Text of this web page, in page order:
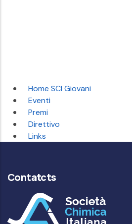
Home SCI Giovani
Eventi
Premi
Direttivo
Links
Contatcts